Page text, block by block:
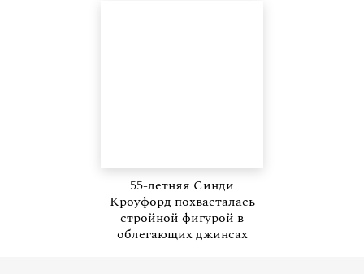
55-летняя Синди
Кроуфорд похвасталась
стройной фигурой в
облегающих джинсах